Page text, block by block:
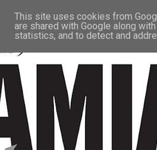
This site uses cookies from
are shared with Google along
statistics, and to detect and